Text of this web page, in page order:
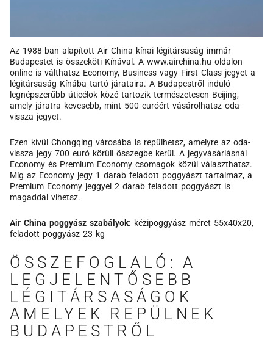
Az 1988-ban alapított Air China kínai légitársaság immár
Budapestet is összeköti Kínával. A www.airchina.hu oldalon
online is válthatsz Economy, Business vagy First Class jegyet a
légitársaság Kínába tartó járataira. A Budapestről induló
legnépszerűbb úticélok közé tartozik természetesen Beijing,
amely járatra kevesebb, mint 500 euróért vásárolhatsz oda-
vissza jegyet.
Ezen kívül Chongqing városába is repülhetsz, amelyre az oda-
vissza jegy 700 euró körüli összegbe kerül. A jegyvásárlásnál
Economy és Premium Economy csomagok közül választhatsz.
Míg az Economy jegy 1 darab feladott poggyászt tartalmaz, a
Premium Economy jeggyel 2 darab feladott poggyászt is
magaddal vihetsz.
Air China poggyász szabályok: kézipoggyász méret 55x40x20,
feladott poggyász 23 kg
ÖSSZEFOGLALÓ: A
LEGJELENTŐSEBB
LÉGITÁRSASÁGOK
AMELYEK REPÜLNEK
BUDAPESTRŐL